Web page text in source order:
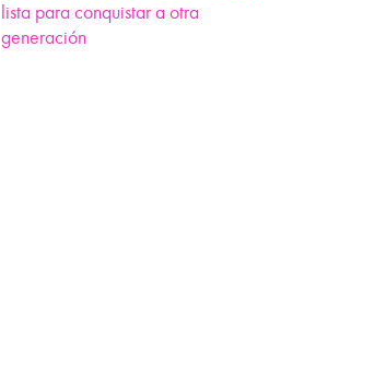
lista para conquistar a otra
generación